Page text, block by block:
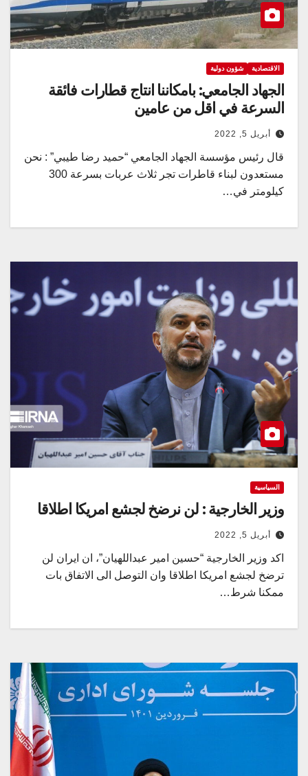
الاقتصادية شؤون دولية
الجهاد الجامعي: بامكاننا انتاج قطارات فائقة
السرعة في اقل من عامين
أبريل 5, 2022
قال رئيس مؤسسة الجهاد الجامعي “حميد رضا طيبي” : نحن
مستعدون لبناء قاطرات تجر ثلاث عربات بسرعة 300
كيلومتر في…
السياسية
وزير الخارجية : لن نرضخ لجشع امريكا اطلاقا
أبريل 5, 2022
اكد وزير الخارجية “حسين امير عبداللهيان”، ان ايران لن
ترضخ لجشع امريكا اطلاقا وان التوصل الى الاتفاق بات
ممكنا شرط…